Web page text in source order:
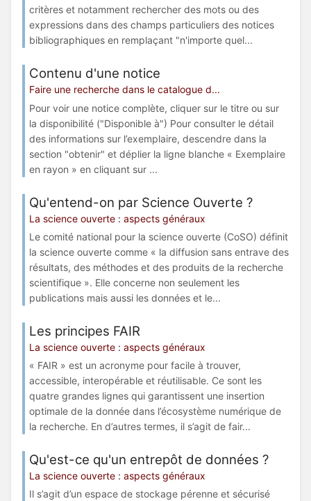
critères et notamment rechercher des mots ou des
expressions dans des champs particuliers des notices
bibliographiques en remplaçant "n'importe quel...
Contenu d'une notice
Faire une recherche dans le catalogue d...
Pour voir une notice complète, cliquer sur le titre ou sur
la disponibilité ("Disponible à") Pour consulter le détail
des informations sur l’exemplaire, descendre dans la
section "obtenir" et déplier la ligne blanche « Exemplaire
en rayon » en cliquant sur ...
Qu'entend-on par Science Ouverte ?
La science ouverte : aspects généraux
Le comité national pour la science ouverte (CoSO) définit
la science ouverte comme « la diffusion sans entrave des
résultats, des méthodes et des produits de la recherche
scientifique ». Elle concerne non seulement les
publications mais aussi les données et le...
Les principes FAIR
La science ouverte : aspects généraux
« FAIR » est un acronyme pour facile à trouver,
accessible, interopérable et réutilisable. Ce sont les
quatre grandes lignes qui garantissent une insertion
optimale de la donnée dans l’écosystème numérique de
la recherche. En d’autres termes, il s’agit de fair...
Qu'est-ce qu'un entrepôt de données ?
La science ouverte : aspects généraux
Il s’agit d’un espace de stockage pérenne et sécurisé